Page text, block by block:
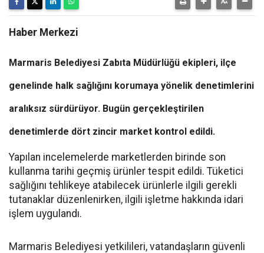
Haber Merkezi
Marmaris Belediyesi Zabıta Müdürlüğü ekipleri, ilçe
genelinde halk sağlığını korumaya yönelik denetimlerini
aralıksız sürdürüyor. Bugün gerçekleştirilen
denetimlerde dört zincir market kontrol edildi.
Yapılan incelemelerde marketlerden birinde son
kullanma tarihi geçmiş ürünler tespit edildi. Tüketici
sağlığını tehlikeye atabilecek ürünlerle ilgili gerekli
tutanaklar düzenlenirken, ilgili işletme hakkında idari
işlem uygulandı.
Marmaris Belediyesi yetkilileri, vatandaşların güvenli